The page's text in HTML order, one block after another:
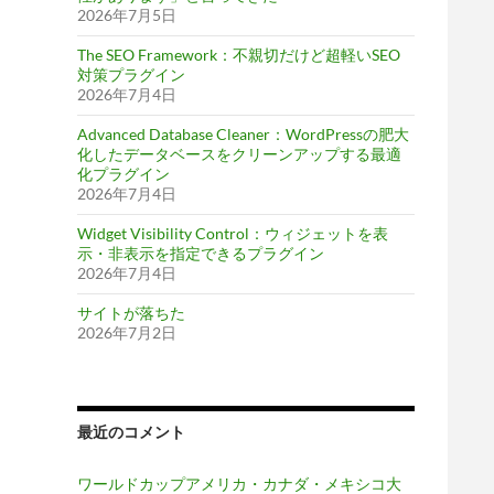
2026年7月5日
The SEO Framework：不親切だけど超軽いSEO
対策プラグイン
2026年7月4日
Advanced Database Cleaner：WordPressの肥大
化したデータベースをクリーンアップする最適
化プラグイン
2026年7月4日
Widget Visibility Control：ウィジェットを表
示・非表示を指定できるプラグイン
2026年7月4日
サイトが落ちた
2026年7月2日
最近のコメント
ワールドカップアメリカ・カナダ・メキシコ大